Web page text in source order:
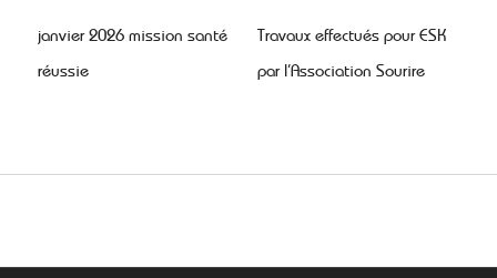
janvier 2026 mission santé
réussie
Travaux effectués pour ESK
par l’Association Sourire